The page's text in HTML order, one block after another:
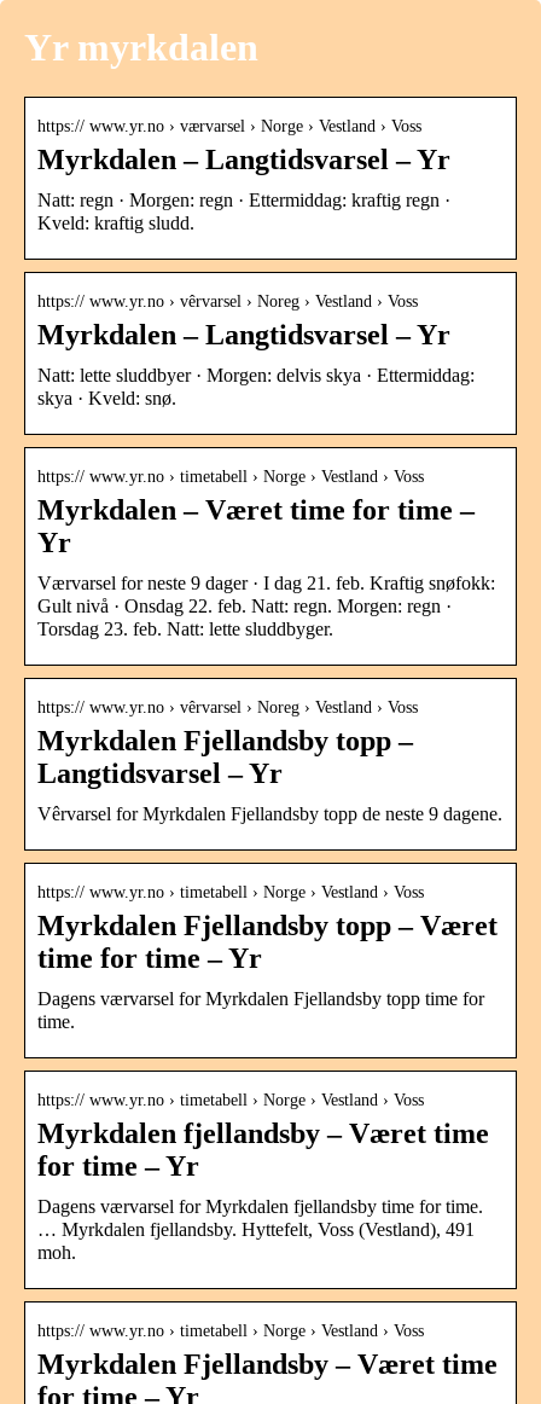
Yr myrkdalen
https:// www.yr.no › værvarsel › Norge › Vestland › Voss
Myrkdalen – Langtidsvarsel – Yr
Natt: regn · Morgen: regn · Ettermiddag: kraftig regn ·
Kveld: kraftig sludd.
https:// www.yr.no › vêrvarsel › Noreg › Vestland › Voss
Myrkdalen – Langtidsvarsel – Yr
Natt: lette sluddbyer · Morgen: delvis skya · Ettermiddag:
skya · Kveld: snø.
https:// www.yr.no › timetabell › Norge › Vestland › Voss
Myrkdalen – Været time for time –
Yr
Værvarsel for neste 9 dager · I dag 21. feb. Kraftig snøfokk:
Gult nivå · Onsdag 22. feb. Natt: regn. Morgen: regn ·
Torsdag 23. feb. Natt: lette sluddbyger.
https:// www.yr.no › vêrvarsel › Noreg › Vestland › Voss
Myrkdalen Fjellandsby topp –
Langtidsvarsel – Yr
Vêrvarsel for Myrkdalen Fjellandsby topp de neste 9 dagene.
https:// www.yr.no › timetabell › Norge › Vestland › Voss
Myrkdalen Fjellandsby topp – Været
time for time – Yr
Dagens værvarsel for Myrkdalen Fjellandsby topp time for
time.
https:// www.yr.no › timetabell › Norge › Vestland › Voss
Myrkdalen fjellandsby – Været time
for time – Yr
Dagens værvarsel for Myrkdalen fjellandsby time for time.
… Myrkdalen fjellandsby. Hyttefelt, Voss (Vestland), 491
moh.
https:// www.yr.no › timetabell › Norge › Vestland › Voss
Myrkdalen Fjellandsby – Været time
for time – Yr